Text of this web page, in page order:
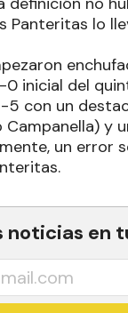
Panteritas lo
inicial del
5 con un
y
un error
noticias en